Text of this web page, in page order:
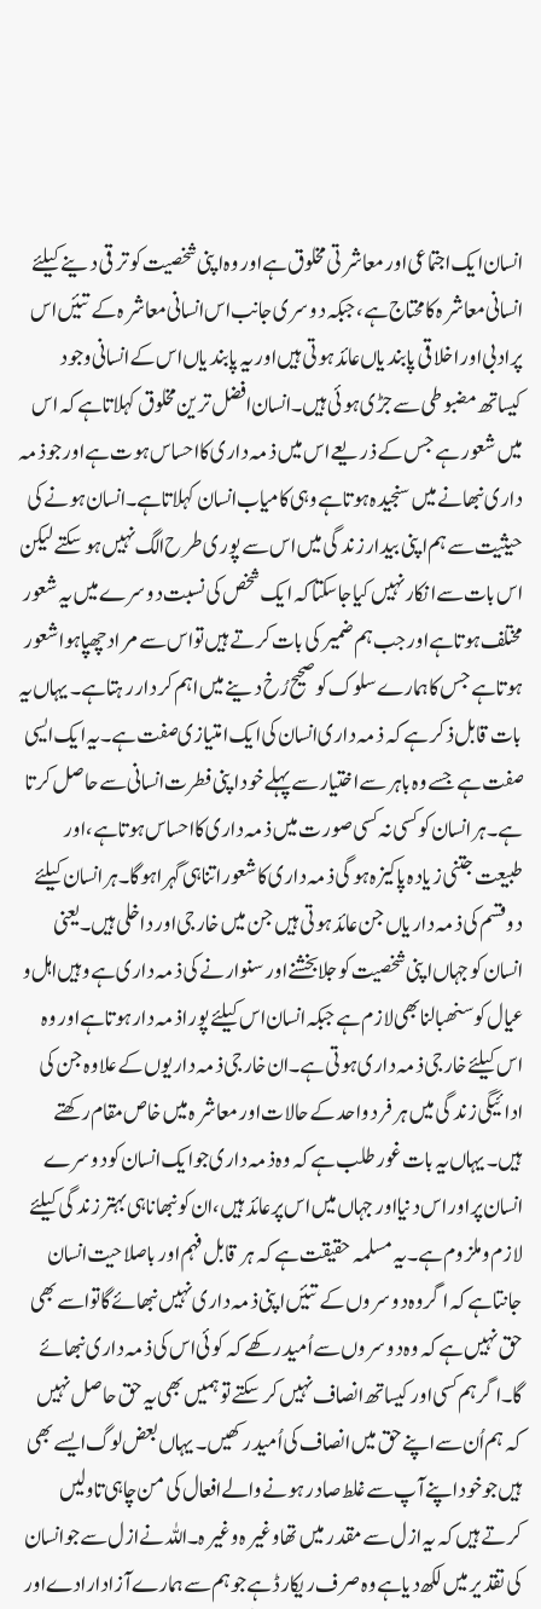
انسان ایک اجتماعی اور معاشرتی مخلو ق ہے اور وہ اپنی شخصیت کو ترقی دینے کیلئے
انسانی معاشرہ کا محتاج ہے، جبکہ دوسری جانب اس انسانی معاشرہ کے تئیں اس
پر ادبی اور اخلاقی پابندیاں عائد ہوتی ہیں اور یہ پابندیاں اس کے انسانی وجود
کیساتھ مضبوطی سے جڑی ہوئی ہیں۔ انسان افضل ترین مخلوق کہلاتا ہے کہ اس
میں شعور ہے جس کے ذریعے اس میں ذمہ داری کا احساس ہوت ہے اور جوذمہ
داری نبھانے میں سنجیدہ ہوتا ہے وہی کامیاب انسان کہلاتا ہے۔انسان ہونے کی
حیثیت سے ہم اپنی بیدار زندگی میں اس سے پوری طرح الگ نہیں ہوسکتے لیکن
اس بات سے انکار نہیں کیا جاسکتا کہ ایک شخص کی نسبت دوسرے میں یہ شعور
مختلف ہوتا ہے اور جب ہم ضمیر کی بات کرتے ہیں تو اس سے مراد چھپا ہوا شعور
ہوتا ہے جس کا ہمارے سلوک کو صحیح رُخ دینے میں اہم کردار رہتا ہے۔ یہاں یہ
بات قابل ذکر ہے کہ ذمہ داری انسان کی ایک امتیازی صفت ہے۔ یہ ایک ایسی
صفت ہے جسے وہ باہر سے اختیارسے پہلے خود اپنی فطرت انسانی سے حاصل کرتا
ہے۔ہر انسان کو کسی نہ کسی صورت میں ذمہ داری کا احساس ہوتا ہے، اور
طبیعت جتنی زیادہ پاکیزہ ہوگی ذمہ داری کا شعور اتنا ہی گہرا ہوگا۔ ہر انسان کیلئے
دو قسم کی ذمہ داریاں جن عائد ہوتی ہیں جن میں خارجی اور داخلی ہیں۔ یعنی
انسان کو جہاں اپنی شخصیت کو جلا بخشنے اور سنوارنے کی ذمہ داری ہے وہیں اہل و
عیال کو سنھبالنا بھی لازم ہے جبکہ انسان اس کیلئے پورا ذمہ دار ہوتا ہے اوروہ
اس کیلئے خارجی ذمہ داری ہوتی ہے ۔ ان خارجی ذمہ داریوں کے علاوہ جن کی
ادائیگی زندگی میں ہر فرد واحد کے حالات اور معاشرہ میں خاص مقام رکھتے
ہیں۔ یہاں یہ بات غور طلب ہے کہ وہ ذمہ داری جو ایک انسان کو دوسرے
انسان پر اور اس دنیا اور جہاں میں اس پر عائد ہیں، ان کو نبھانا ہی بہتر زندگی کیلئے
لازم و ملزوم ہے۔ یہ مسلمہ حقیقت ہے کہ ہر قابل فہم اور باصلاحیت انسان
جانتا ہے کہ اگر وہ دوسروں کے تئیں اپنی ذمہ داری نہیں نبھائے گاتو اسے بھی
حق نہیں ہے کہ وہ دوسروں سے اُمید رکھے کہ کوئی اس کی ذمہ داری نبھائے
گا۔ اگر ہم کسی اور کیساتھ انصاف نہیں کرسکتے تو ہمیں بھی یہ حق حاصل نہیں
کہ ہم اُن سے اپنے حق میں انصاف کی اُمید رکھیں۔ یہاں بعض لوگ ایسے بھی
ہیں جو خود اپنے آپ سے غلط صادر ہونے والے افعال کی من چاہی تاولیں
کرتے ہیں کہ یہ ازل سے مقدر میں تھاوغیرہ وغیرہ۔ اللہ نے ازل سے جو انسان
کی تقدیر میں لکھ دیا ہے وہ صرف ریکارڈ ہے جو ہم سے ہمارے آزاد ارادے اور